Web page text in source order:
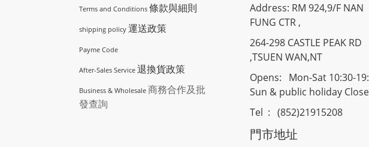
Terms and Conditions 條款與細則
shipping policy 運送政策
Payme Code
After-Sales Service 退換貨政策
Business & Wholesale 商務合作及批
發查詢
Address: RM 924,9/F NAN
FUNG CTR ,
264-298 CASTLE PEAK RD
,TSUEN WAN,NT
Opens: Mon-Sat 10:30-
Sun & public holiday
Tel : (852)21915208
門市地址